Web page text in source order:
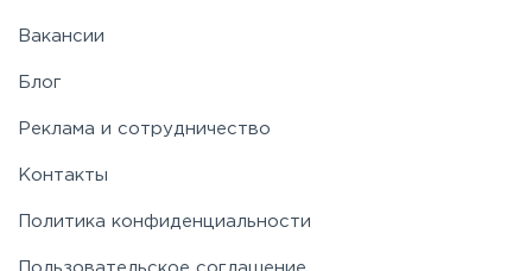
Вакансии
Блог
Реклама и сотрудничество
Контакты
Политика конфиденциальности